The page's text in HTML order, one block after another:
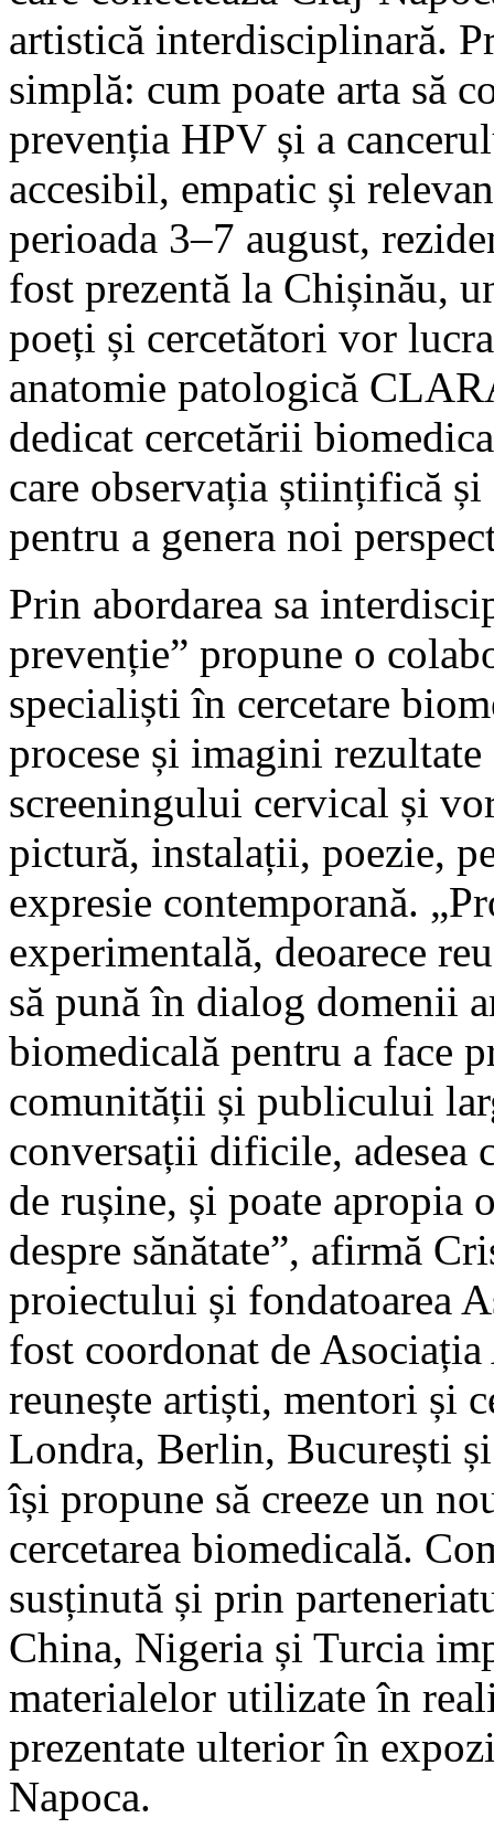
artistică interdisciplinară.
simplă: cum poate arta să
prevenția HPV și a
accesibil, empatic și
perioada 3–7 august,
fost prezentă la Chișinău,
poeți și cercetători vor
anatomie patologică
dedicat cercetării
care observația științifică
pentru a genera noi
Prin abordarea sa
prevenție” propune o
specialiști în cercetare
procese și imagini
screeningului cervical și
pictură, instalații, poezie,
expresie contemporană.
experimentală, deoarece
să pună în dialog domenii
biomedicală pentru a face
comunității și publicului
conversații dificile, adesea
de rușine, și poate apropia
despre sănătate”, afirmă
proiectului și fondatoarea
fost coordonat de
reunește artiști, mentori și
Londra, Berlin, București
își propune să creeze un
cercetarea biomedicală.
susținută și prin
China, Nigeria și Turcia
materialelor utilizate în
prezentate ulterior în
Napoca.